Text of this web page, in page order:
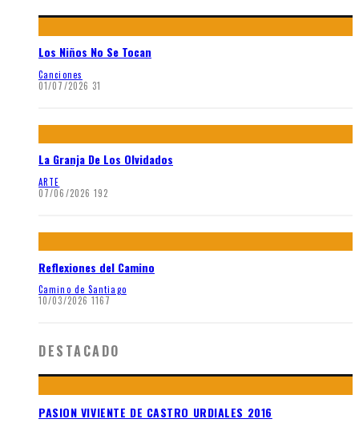
Los Niños No Se Tocan
Canciones
01/07/2026 31
La Granja De Los Olvidados
ARTE
07/06/2026 192
Reflexiones del Camino
Camino de Santiago
10/03/2026 1167
DESTACADO
PASION VIVIENTE DE CASTRO URDIALES 2016